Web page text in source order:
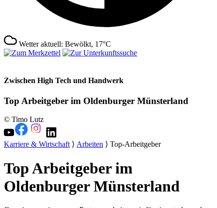
Wetter aktuell: Bewölkt, 17°C
Zwischen High Tech und Handwerk
Top Arbeitgeber im Oldenburger Münsterland
© Timo Lutz
Karriere & Wirtschaft⟩ Arbeiten ⟩ Top-Arbeitgeber
Top Arbeitgeber im
Oldenburger Münsterland